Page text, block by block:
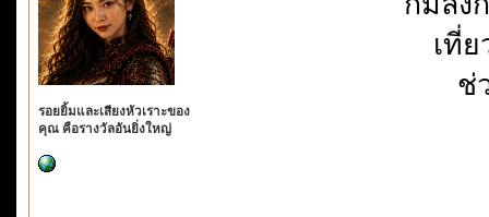
รอยยิ้มและเสียงหัวเราะของ
คุณ คือรางวัลอันยิ่งใหญ่
เที่
ช่